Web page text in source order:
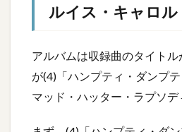
ルイス・キャロ
アルバムは収録曲のタイト
が(4)「ハンプティ・ダンプ
マッド・ハッター・ラプソデ